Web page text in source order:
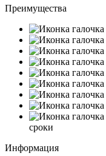
Преимущества
сроки
Информация